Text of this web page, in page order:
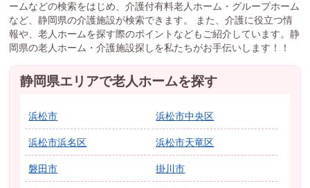
ームなどの検索をはじめ、介護付有料老人ホーム・グループホーム
など、静岡県の介護施設が検索できます。 また、介護に役立つ情
報や、老人ホームを探す際のポイントなどもご紹介しています。静
岡県の老人ホーム・介護施設探しを私たちがお手伝いします！！
静岡県エリアで老人ホームを探す
浜松市 浜松市中央区
浜松市浜名区 浜松市天竜区
磐田市 掛川市